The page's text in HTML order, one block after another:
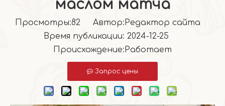
маслом матча
Просмотры:82Автор:Pедактор сайта
Время публикации: 2024-12-25
Происхождение:Работает
Запрос цены